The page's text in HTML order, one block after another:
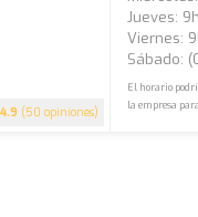
4.9 (50 opiniones)
Jueves:
Viernes:
Sábado:
El horario
la empresa